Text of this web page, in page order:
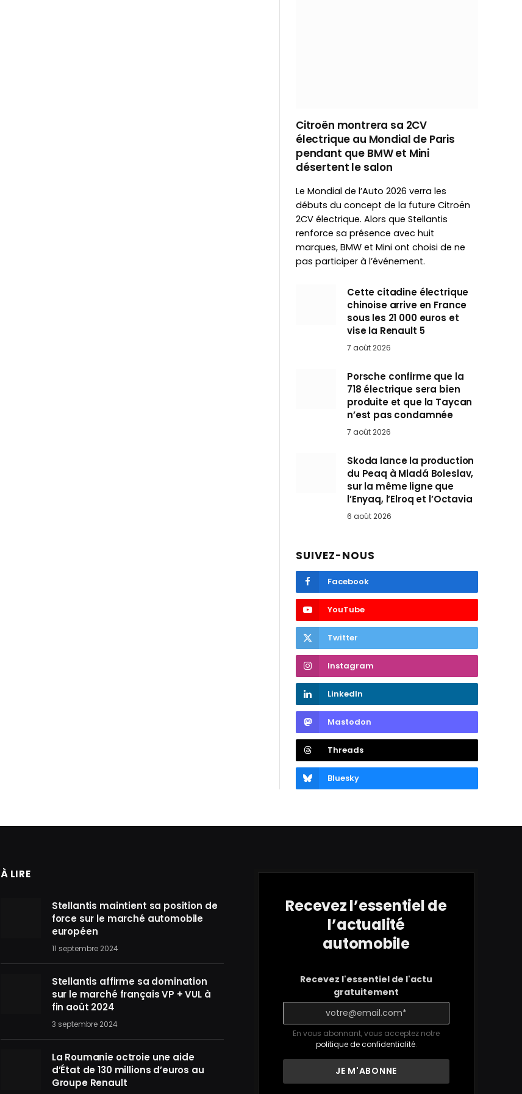
Citroën montrera sa 2CV
électrique au Mondial de Paris
pendant que BMW et Mini
désertent le salon
Le Mondial de l’Auto 2026 verra les
débuts du concept de la future Citroën
2CV électrique. Alors que Stellantis
renforce sa présence avec huit
marques, BMW et Mini ont choisi de ne
pas participer à l’événement.
Cette citadine électrique
chinoise arrive en France
sous les 21 000 euros et
vise la Renault 5
7 août 2026
Porsche confirme que la
718 électrique sera bien
produite et que la Taycan
n’est pas condamnée
7 août 2026
Skoda lance la production
du Peaq à Mladá Boleslav,
sur la même ligne que
l’Enyaq, l’Elroq et l’Octavia
6 août 2026
SUIVEZ-NOUS
Facebook
YouTube
Twitter
Instagram
LinkedIn
Mastodon
Threads
Bluesky
À LIRE
Stellantis maintient sa position de
force sur le marché automobile
européen
11 septembre 2024
Stellantis affirme sa domination
sur le marché français VP + VUL à
fin août 2024
3 septembre 2024
La Roumanie octroie une aide
d’État de 130 millions d’euros au
Groupe Renault
Recevez l’essentiel de
l’actualité
automobile
Recevez l'essentiel de l'actu
gratuitement
En vous abonnant, vous acceptez notre
politique de confidentialité.